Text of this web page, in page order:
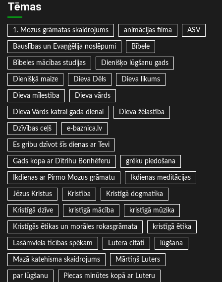
Tēmas
1. Mozus grāmatas skaidrojums animācijas filma ASV
Bauslības un Evaņģēlija noslēpumi Bībele
Bībeles mācības studijas Dienišķo lūgšanu gads
Dienišķā maize Dieva Dēls Dieva likums
Dieva mīlestība Dieva vārds
Dieva Vārds katrai gada dienai Dieva žēlastība
Dzīvības ceļš e-baznica.lv
Es gribu dzīvot šīs dienas ar Tevi
Gads kopa ar Dītrihu Bonhēferu grēku piedošana
Ikdienas ar Pirmo Mozus grāmatu Ikdienas meditācijas
Jēzus Kristus Kristība Kristīgā dogmatika
Kristīgā dzīve kristīgā mācība kristīgā mūzika
Kristīgās ētikas un morāles rokasgrāmata kristīgā ētika
Lasāmviela ticības spēkam Lutera citāti lūgšana
Mazā katehisma skaidrojums Mārtiņš Luters
par lūgšanu Piecas minūtes kopā ar Luteru